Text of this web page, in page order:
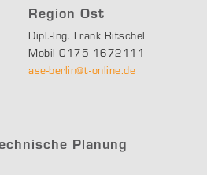
Region Ost
Dipl.-Ing. Frank Ritschel
Mobil 0175 1672111
ase-berlin@t-online.de
Planung